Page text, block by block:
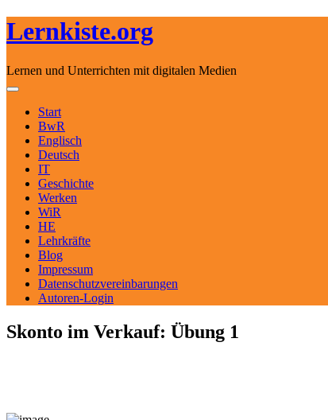
Lernkiste.org
Lernen und Unterrichten mit digitalen Medien
Skip to content
Toggle navigation
Start
BwR
Englisch
Deutsch
IT
Geschichte
Werken
WiR
HE
Lehrkräfte
Blog
Impressum
Datenschutzvereinbarungen
Autoren-Login
Skonto im Verkauf: Übung 1